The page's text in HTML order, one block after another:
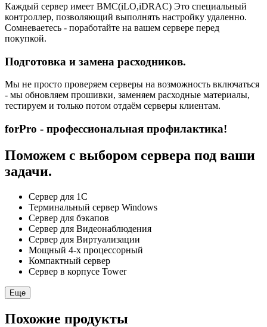
Каждый сервер имеет BMC(iLO,iDRAC) Это специальный
контроллер, позволяющий выполнять настройку удаленно.
Сомневаетесь - поработайте на вашем сервере перед
покупкой.
Подготовка и замена расходников.
Мы не просто проверяем серверы на возможность включаться
- мы обновляем прошивки, заменяем расходные материалы,
тестируем и только потом отдаём серверы клиентам.
forPro - профессиональная профилактика!
Поможем с выбором сервера под ваши
задачи.
Сервер для 1С
Терминальный сервер Windows
Сервер для бэкапов
Сервер для Видеонаблюдения
Сервер для Виртуализации
Мощный 4-х процессорный
Компактный сервер
Сервер в корпусе Tower
Еще
Похожие продукты